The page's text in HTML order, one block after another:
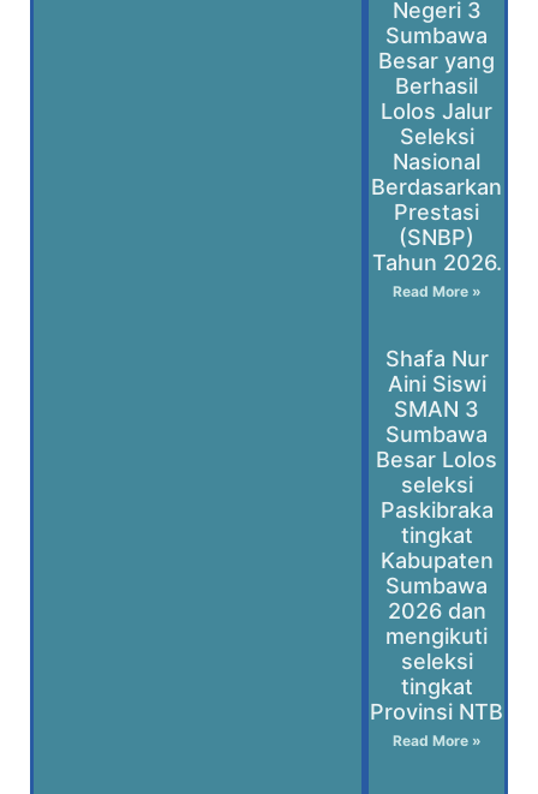
Negeri 3
Sumbawa
Besar yang
Berhasil
Lolos Jalur
Seleksi
Nasional
Berdasarkan
Prestasi
(SNBP)
Tahun 2026.
Read More »
Shafa Nur
Aini Siswi
SMAN 3
Sumbawa
Besar Lolos
seleksi
Paskibraka
tingkat
Kabupaten
Sumbawa
2026 dan
mengikuti
seleksi
tingkat
Provinsi NTB
Read More »